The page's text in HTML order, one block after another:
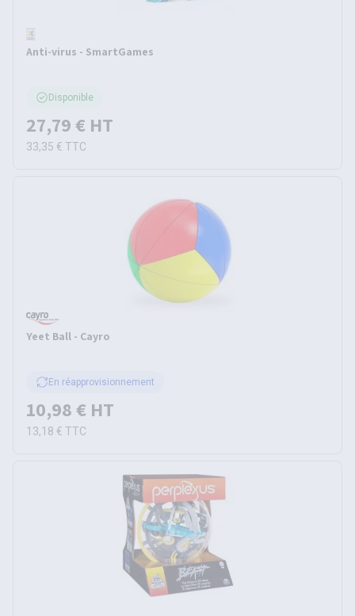
Anti-virus - SmartGames
Disponible
27,79 € HT
33,35 € TTC
Yeet Ball - Cayro
En réapprovisionnement
10,98 € HT
13,18 € TTC